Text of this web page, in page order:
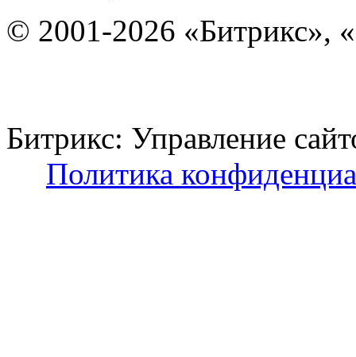
© 2001-2026 «Битрикс»,
Битрикс: Управление
Политика